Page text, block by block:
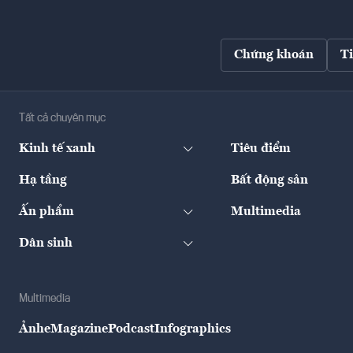
Chứng khoán
Tất cả chuyên mục
Kinh tế xanh Tiêu điểm
Hạ tầng Bất động sản
Ấn phẩm Multimedia
Dân sinh
Multimedia
ẢnheMagazinePodcastInfographics